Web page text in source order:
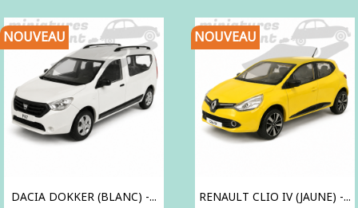
DACIA DOKKER (BLANC) -...
NOUVEAU
RENAULT CLIO IV (JAUNE) -...
NOUVEAU